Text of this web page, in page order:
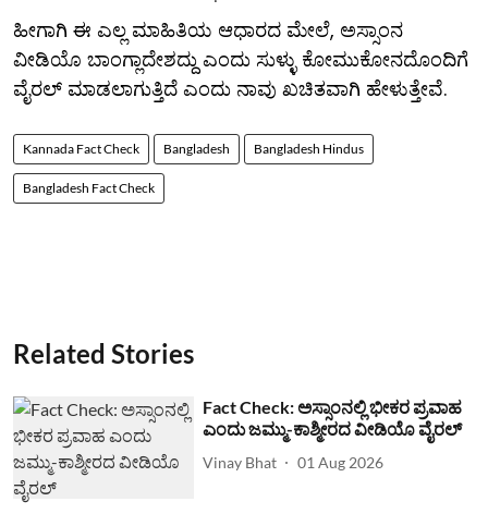
ಹೀಗಾಗಿ ಈ ಎಲ್ಲ ಮಾಹಿತಿಯ ಆಧಾರದ ಮೇಲೆ, ಅಸ್ಸಾಂನ
ವೀಡಿಯೊ ಬಾಂಗ್ಲಾದೇಶದ್ದು ಎಂದು ಸುಳ್ಳು ಕೋಮುಕೋನದೊಂದಿಗೆ
ವೈರಲ್ ಮಾಡಲಾಗುತ್ತಿದೆ ಎಂದು ನಾವು ಖಚಿತವಾಗಿ ಹೇಳುತ್ತೇವೆ.
Kannada Fact Check Bangladesh Bangladesh Hindus
Bangladesh Fact Check
Related Stories
Fact Check: ಅಸ್ಸಾಂನಲ್ಲಿ ಭೀಕರ ಪ್ರವಾಹ
ಎಂದು ಜಮ್ಮು-ಕಾಶ್ಮೀರದ ವೀಡಿಯೊ ವೈರಲ್
Vinay Bhat 01 Aug 2026